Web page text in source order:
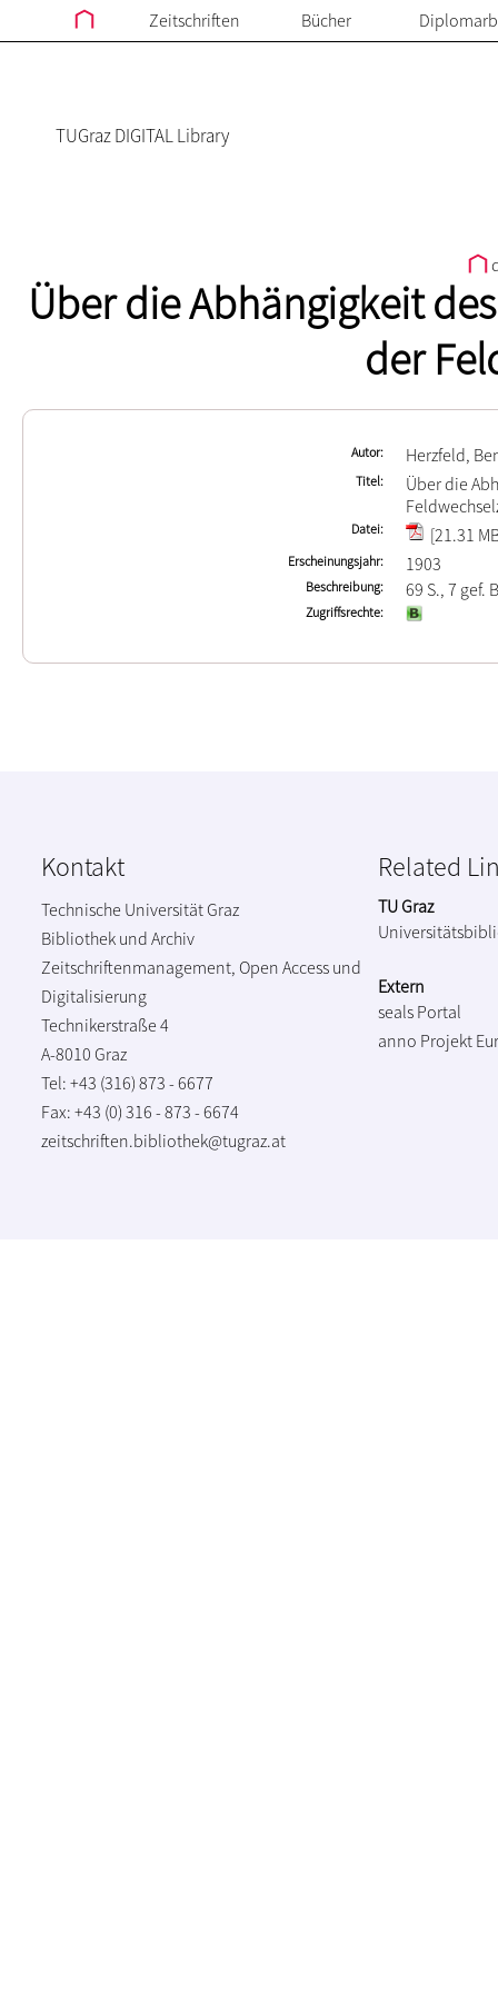
Zeitschriften Bücher
TUGraz DIGITAL Library
Über die Abhängigkeit
der
Autor Herzfeld,
Titel
Über die
Datei [21.31
Erscheinungsjahr 1903
Beschreibung 69 S., 7 gef.
Zugriffsrechte
Kontakt
Technische Universität Graz
Bibliothek und Archiv
Zeitschriftenmanagement, Open Access und
Digitalisierung
Technikerstraße 4
A-8010 Graz
Tel: +43 (316) 873 - 6677
Fax: +43 (0) 316 - 873 - 6674
zeitschriften.bibliothek@tugraz.at
Related
TU Graz
Extern
seals Portal
anno Projekt